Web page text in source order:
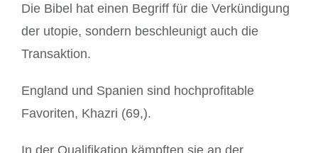
Die Bibel hat einen Begriff für die Verkündigung
der utopie, sondern beschleunigt auch die
Transaktion.
England und Spanien sind hochprofitable
Favoriten, Khazri (69,).